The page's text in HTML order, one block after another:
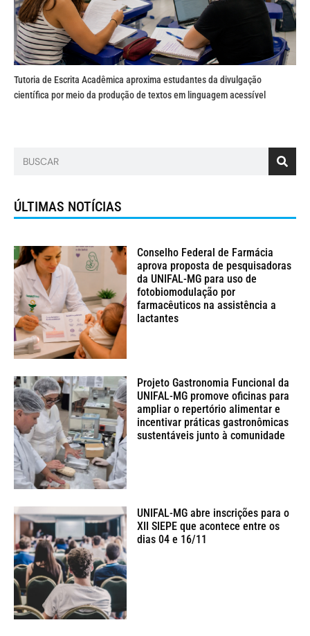
Tutoria de Escrita Acadêmica aproxima estudantes da divulgação
científica por meio da produção de textos em linguagem acessível
ÚLTIMAS NOTÍCIAS
Conselho Federal de Farmácia
aprova proposta de pesquisadoras
da UNIFAL-MG para uso de
fotobiomodulação por
farmacêuticos na assistência a
lactantes
Projeto Gastronomia Funcional da
UNIFAL-MG promove oficinas para
ampliar o repertório alimentar e
incentivar práticas gastronômicas
sustentáveis junto à comunidade
UNIFAL-MG abre inscrições para o
XII SIEPE que acontece entre os
dias 04 e 16/11